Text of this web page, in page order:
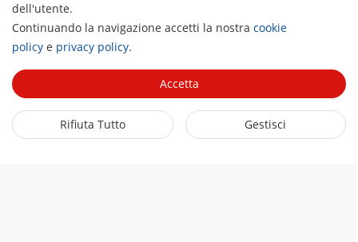
dell'utente.
Continuando la navigazione accetti la nostra cookie
policy e privacy policy.
Accetta
Rifiuta Tutto Gestisci
Chi siamo
Profilo aziendale
Report finanziario
Lavora con noi
I nostri uffici in Italia
Servizio stampa
News e articoli
Storie di successo
Eventi e fiere
In primo piano
ColorVu
Link utili